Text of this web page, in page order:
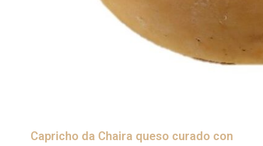
Capricho da Chaira queso curado con